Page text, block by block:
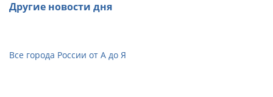
Другие новости дня
Все города России от А до Я